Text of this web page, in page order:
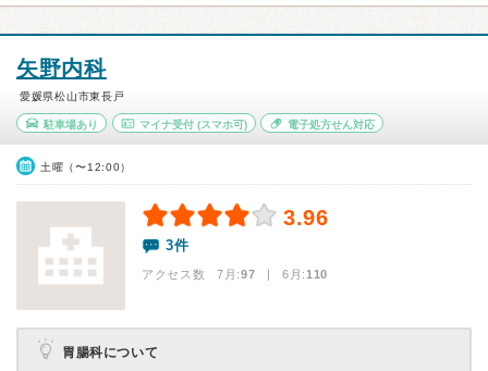
矢野内科
愛媛県松山市東長戸
駐車場あり マイナ受付(スマホ可) 電子処方せん対応
土曜（〜12:00）
3.96
3件
アクセス数 7月:97 | 6月:110
胃腸科について